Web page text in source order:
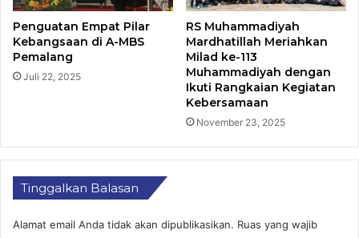
Penguatan Empat Pilar
Kebangsaan di A-MBS
Pemalang
Juli 22, 2025
RS Muhammadiyah
Mardhatillah Meriahkan
Milad ke-113
Muhammadiyah dengan
Ikuti Rangkaian Kegiatan
Kebersamaan
November 23, 2025
Tinggalkan Balasan
Alamat email Anda tidak akan dipublikasikan. Ruas yang wajib